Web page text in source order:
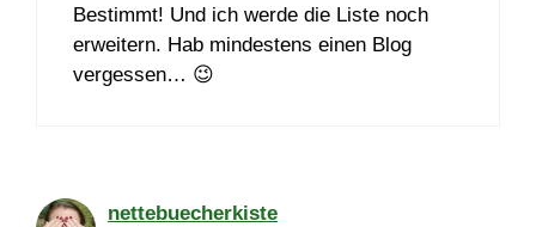
Bestimmt! Und ich werde die Liste noch
erweitern. Hab mindestens einen Blog
vergessen… 😉
nettebuecherkiste